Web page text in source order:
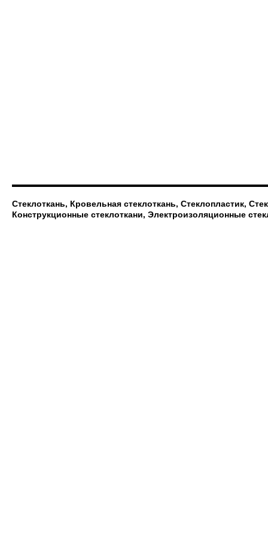
Стеклоткань, Кровельная стеклоткань, Стеклопластик,
Конструкционные стеклоткани, Электроизоляционные